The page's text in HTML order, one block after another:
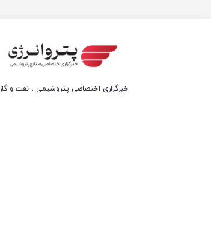
خبرگزاری اختصاصی پتروشیمی ، نفت و گاز